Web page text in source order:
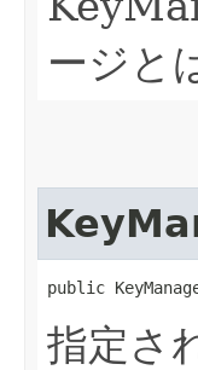
ージと
public
指定さ